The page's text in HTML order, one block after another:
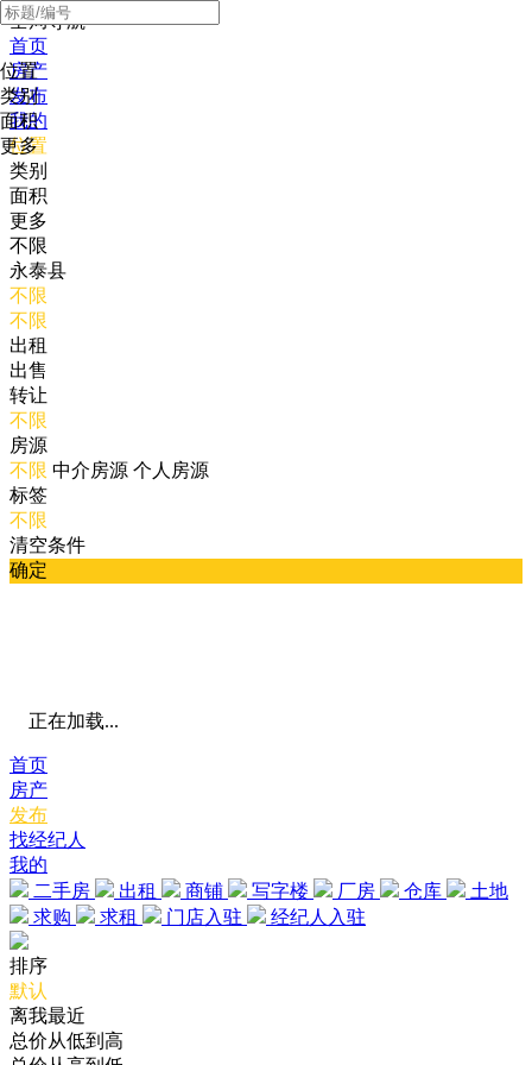
全局导航
首页
房产
发布
我的
位置
类别
面积
更多
位置
类别
面积
更多
不限
永泰县
不限
不限
出租
出售
转让
不限
房源
不限 中介房源 个人房源
标签
不限
清空条件
确定
正在加载...
首页
房产
发布
找经纪人
我的
二手房
出租 商铺 写字楼 厂房 仓库
土地
求购
求租 门店入驻 经纪人入驻
排序
默认
离我最近
总价从低到高